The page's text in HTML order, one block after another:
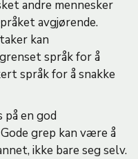
andre mennesker
avgjørende.
kan
språk for å
språk for å snakke
en god
grep kan være å
ikke bare seg selv.